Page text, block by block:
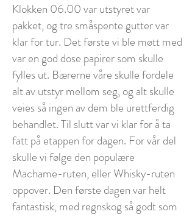
Klokken 06.00 var utstyret var
pakket, og tre småspente gutter var
klar for tur. Det første vi ble møtt med
var en god dose papirer som skulle
fylles ut. Bærerne våre skulle fordele
alt av utstyr mellom seg, og alt skulle
veies så ingen av dem ble urettferdig
behandlet. Til slutt var vi klar for å ta
fatt på etappen for dagen. For vår del
skulle vi følge den populære
Machame-ruten, eller Whisky-ruten
oppover. Den første dagen var helt
fantastisk, med regnskog så godt som